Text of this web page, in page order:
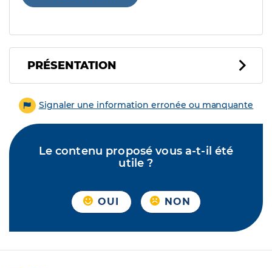
PRÉSENTATION
Signaler une information erronée ou manquante
Le contenu proposé vous a-t-il été
utile ?
OUI NON